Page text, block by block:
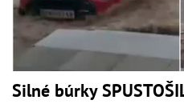
Silné búrky